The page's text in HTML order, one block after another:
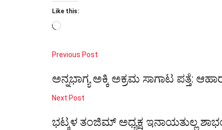
Like this:
Loading…
Previous Post
ಅನ್ನಭಾಗ್ಯ ಅಕ್ಕಿ ಅಕ್ರಮ ಸಾಗಾಟ ಪತ್ತೆ:
Next Post
ಭಟ್ಕಳ ತಂಜಿಮ್ ಅಧ್ಯಕ್ಷ ಇನಾಯತುಲ್ಲ